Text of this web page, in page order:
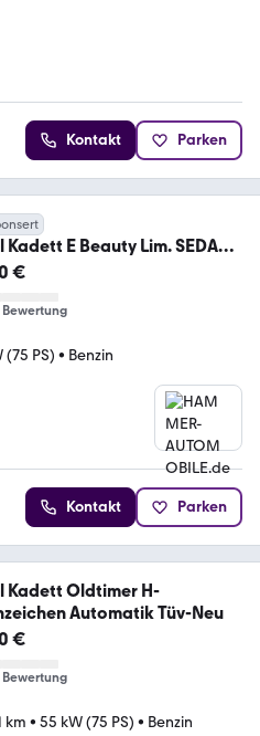
Kontakt Parken
Kadett E Beauty Lim. SEDAN
SERVO
€
(75 PS) • Benzin
Kontakt Parken
Kadett Oldtimer H-
Automatik Tüv-Neu
€
km • 55 kW (75 PS) • Benzin